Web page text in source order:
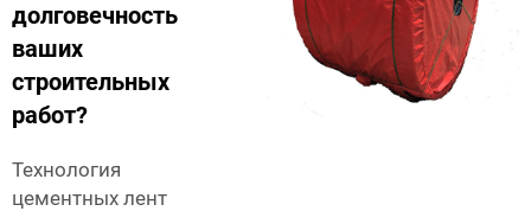
долговечность
ваших
строительных
работ?
Технология
цементных лент